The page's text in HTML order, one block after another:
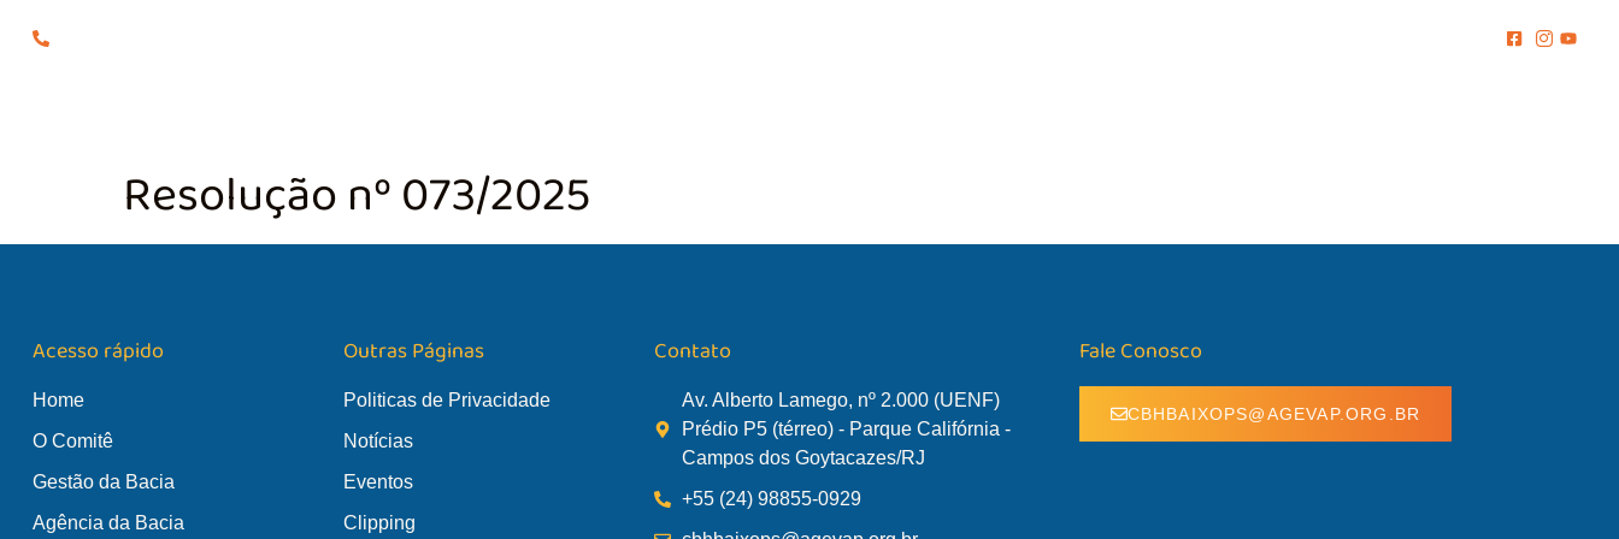
Resolução nº 073/2025
Acesso rápido
Home
O Comitê
Gestão da Bacia
Agência da Bacia
Outras Páginas
Politicas de Privacidade
Notícias
Eventos
Clipping
Contato
Av. Alberto Lamego, nº 2.000 (UENF)
Prédio P5 (térreo) - Parque Califórnia -
Campos dos Goytacazes/RJ
+55 (24) 98855-0929
Fale Conosco
CBHBAIXOPS@AGEVAP.ORG.BR